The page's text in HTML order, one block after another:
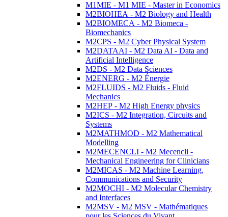
M1MIE - M1 MIE - Master in Economics
M2BIOHEA - M2 Biology and Health
M2BIOMECA - M2 Biomeca -
Biomechanics
M2CPS - M2 Cyber Physical System
M2DATAAI - M2 Data AI - Data and
Artificial Intelligence
M2DS - M2 Data Sciences
M2ENERG - M2 Énergie
M2FLUIDS - M2 Fluids - Fluid
Mechanics
M2HEP - M2 High Energy physics
M2ICS - M2 Integration, Circuits and
Systems
M2MATHMOD - M2 Mathematical
Modelling
M2MECENCLI - M2 Mecencli -
Mechanical Engineering for Clinicians
M2MICAS - M2 Machine Learning,
Communications and Security
M2MOCHI - M2 Molecular Chemistry
and Interfaces
M2MSV - M2 MSV - Mathématiques